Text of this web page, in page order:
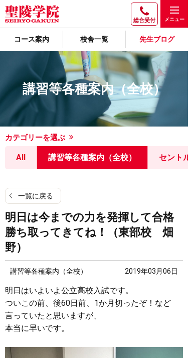
総合受付
コース案内 校舎一覧 先生ブログ
講習等各種案内（全校）
カテゴリーを選ぶ
All 講習等各種案内（全校） セント
一覧に戻る
明日は今までの力を発揮して合格
勝ち取ってきてね！（東部校 畑
野）
講習等各種案内（全校） 2019年03月06日
明日はいよいよ公立高校入試です。
ついこの前、後60日前、1か月切ったぞ！など
言っていたと思いますが、
本当に早いです。